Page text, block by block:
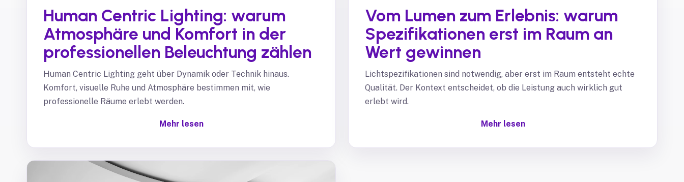
Human Centric Lighting: warum
Atmosphäre und Komfort in der
professionellen Beleuchtung zählen
Human Centric Lighting geht über Dynamik oder Technik hinaus.
Komfort, visuelle Ruhe und Atmosphäre bestimmen mit, wie
professionelle Räume erlebt werden.
Mehr lesen
Vom Lumen zum Erlebnis: warum
Spezifikationen erst im Raum an
Wert gewinnen
Lichtspezifikationen sind notwendig, aber erst im Raum entsteht echte
Qualität. Der Kontext entscheidet, ob die Leistung auch wirklich gut
erlebt wird.
Mehr lesen